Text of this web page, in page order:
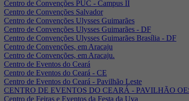
Centro de Convenções PUC - Campus II
Centro de Convenções Salvador
Centro de Convenções Ulysses Guimarães
Centro de Convenções Ulysses Guimarães - DF
Centro de Convenções Ulysses Guimarães Brasília - DF
Centro de Convenções, em Aracaju
Centro de Convenções, em Aracaju.
Centro de Eventos do Ceará
Centro de Eventos do Ceará - CE
Centro de Eventos do Ceará - Pavilhão Leste
CENTRO DE EVENTOS DO CEARÁ - PAVILHÃO
Centro de Feiras e Eventos da Festa da Uva